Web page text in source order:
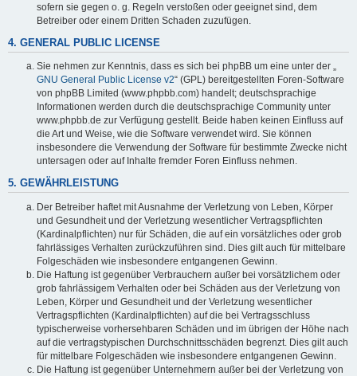
sofern sie gegen o. g. Regeln verstoßen oder geeignet sind, dem
Betreiber oder einem Dritten Schaden zuzufügen.
4. GENERAL PUBLIC LICENSE
Sie nehmen zur Kenntnis, dass es sich bei phpBB um eine unter der „
GNU General Public License v2“ (GPL) bereitgestellten Foren-Software
von phpBB Limited (www.phpbb.com) handelt; deutschsprachige
Informationen werden durch die deutschsprachige Community unter
www.phpbb.de zur Verfügung gestellt. Beide haben keinen Einfluss auf
die Art und Weise, wie die Software verwendet wird. Sie können
insbesondere die Verwendung der Software für bestimmte Zwecke nicht
untersagen oder auf Inhalte fremder Foren Einfluss nehmen.
5. GEWÄHRLEISTUNG
Der Betreiber haftet mit Ausnahme der Verletzung von Leben, Körper
und Gesundheit und der Verletzung wesentlicher Vertragspflichten
(Kardinalpflichten) nur für Schäden, die auf ein vorsätzliches oder grob
fahrlässiges Verhalten zurückzuführen sind. Dies gilt auch für mittelbare
Folgeschäden wie insbesondere entgangenen Gewinn.
Die Haftung ist gegenüber Verbrauchern außer bei vorsätzlichem oder
grob fahrlässigem Verhalten oder bei Schäden aus der Verletzung von
Leben, Körper und Gesundheit und der Verletzung wesentlicher
Vertragspflichten (Kardinalpflichten) auf die bei Vertragsschluss
typischerweise vorhersehbaren Schäden und im übrigen der Höhe nach
auf die vertragstypischen Durchschnittsschäden begrenzt. Dies gilt auch
für mittelbare Folgeschäden wie insbesondere entgangenen Gewinn.
Die Haftung ist gegenüber Unternehmern außer bei der Verletzung von